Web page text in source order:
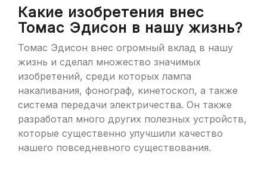
Какие изобретения внес
Томас Эдисон в нашу жизнь?
Томас Эдисон внес огромный вклад в нашу
жизнь и сделал множество значимых
изобретений, среди которых лампа
накаливания, фонограф, кинетоскоп, а также
система передачи электричества. Он также
разработал много других полезных устройств,
которые существенно улучшили качество
нашего повседневного существования.